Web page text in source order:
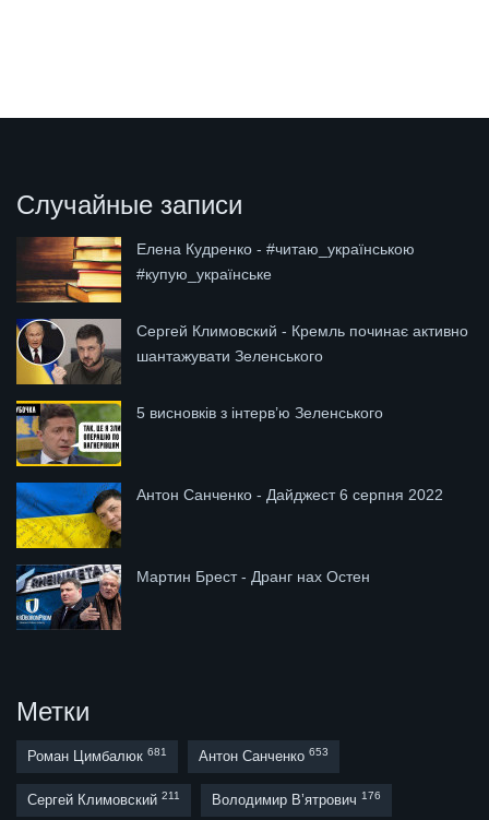
Случайные записи
Елена Кудренко - #читаю_українською
#купую_українське
Сергей Климовский - Кремль починає активно
шантажувати Зеленського
5 висновків з інтерв’ю Зеленського
Антон Санченко - Дайджест 6 серпня 2022
Мартин Брест - Дранг нах Остен
Метки
Роман Цимбалюк 681 Антон Санченко 653
Сергей Климовский 211 Володимир В’ятрович 176